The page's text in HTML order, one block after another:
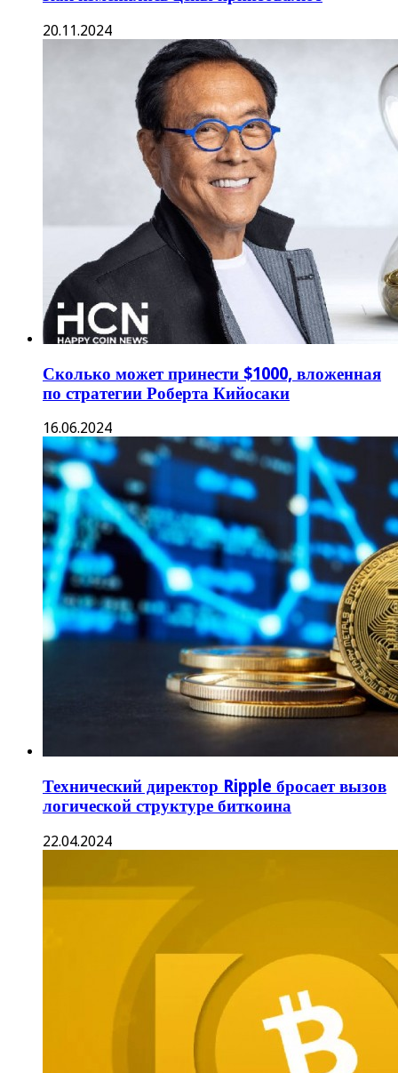
20.11.2024
Сколько может принести $1000, вложенная
по стратегии Роберта Кийосаки
16.06.2024
Технический директор Ripple бросает вызов
логической структуре биткоина
22.04.2024